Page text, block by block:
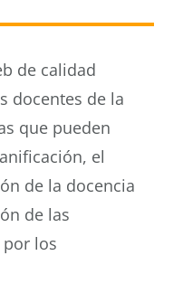
de calidad
docentes de la
que pueden
el
de la docencia
de las
los